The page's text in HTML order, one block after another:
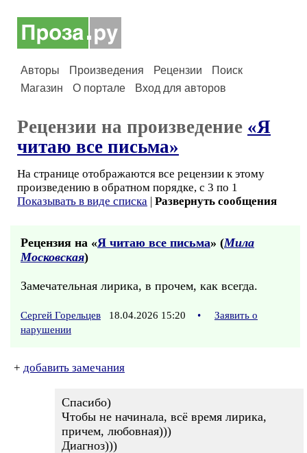
Авторы Произведения Рецензии
Поиск
Магазин
О портале Вход для авторов
Рецензии на произведение «Я
читаю все письма»
На странице отображаются все рецензии к этому
произведению в обратном порядке, с 3 по 1
Показывать в виде списка | Развернуть сообщения
Рецензия на «Я читаю все письма» (Мила
Московская)
Замечательная лирика, в прочем, как всегда.
Сергей Горельцев 18.04.2026 15:20 •
Заявить о
нарушении
+ добавить замечания
Спасибо)
Чтобы не начинала, всё время лирика,
причем, любовная)))
Диагноз)))